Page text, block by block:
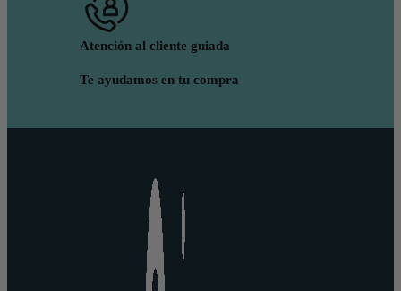
Atención al cliente guiada
Te ayudamos en tu compra